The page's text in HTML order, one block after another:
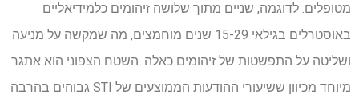
מטופלים. לדוגמה, שניים מתוך שלושה זיהומים כלמידיאליים
באוסטרלים בגילאי 15-29 שנים מוחמצים, מה שמקשה על מניעה
ושליטה על התפשטות של זיהומים כאלה. השטח הצפוני הוא אתגר
מיוחד מכיוון ששיעורי ההודעות הממוצעים של STI גבוהים בהרבה